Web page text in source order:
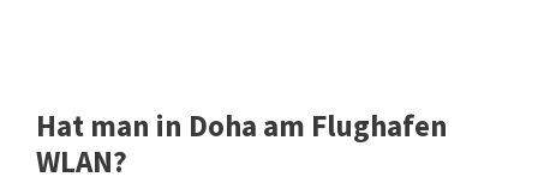
Hat man in Doha am Flughafen
WLAN?